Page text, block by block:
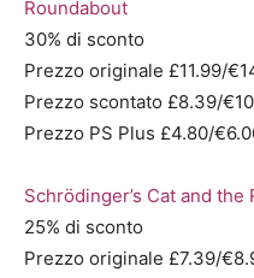
Roundabout
30% di sconto
Prezzo originale £11.99/
Prezzo scontato £8.39/
Prezzo PS Plus £4.80/
Schrödinger’s Cat and
25% di sconto
Prezzo originale £7.39/